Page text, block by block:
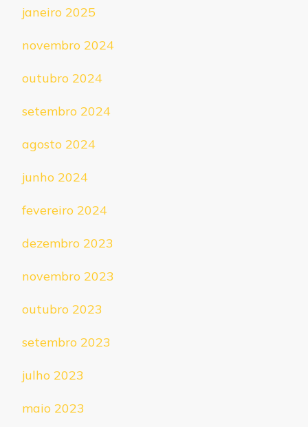
janeiro 2025
novembro 2024
outubro 2024
setembro 2024
agosto 2024
junho 2024
fevereiro 2024
dezembro 2023
novembro 2023
outubro 2023
setembro 2023
julho 2023
maio 2023